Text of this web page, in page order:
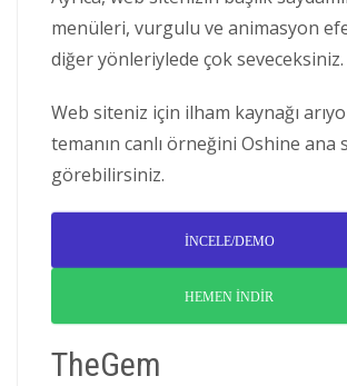
menüleri, vurgulu ve animasyon
diğer yönleriylede çok seveceksiniz.
Web siteniz için ilham kaynağı
temanın canlı örneğini Oshine ana
görebilirsiniz.
İNCELE/DEMO
HEMEN İNDİR
TheGem